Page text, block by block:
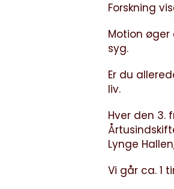
Forskning
Motion
syg.
Er du
liv.
Hver den 3.
Lynge
Vi går ca. 1